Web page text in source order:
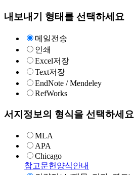
내보내기 형태를 선택하세요
메일전송
인쇄
Excel저장
Text저장
EndNote / Mendeley
RefWorks
서지정보의 형식을 선택하세요
MLA
APA
Chicago
참고문헌양식안내